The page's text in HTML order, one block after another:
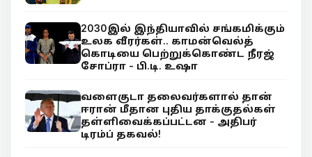
2030இல் இந்தியாவில் சங்கமிக்கும்
உலக வீரர்கள்.. காமன்வெல்த்
கொடியை பெற்றுக்கொண்ட நீரஜ்
சோப்ரா - பி.டி. உஷா
வளைகுடா தலைவர்களால் தான்
ஈரான் மீதான புதிய தாக்குதல்கள்
தள்ளிவைக்கப்பட்டன - அதிபர்
டிரம்ப் தகவல்!